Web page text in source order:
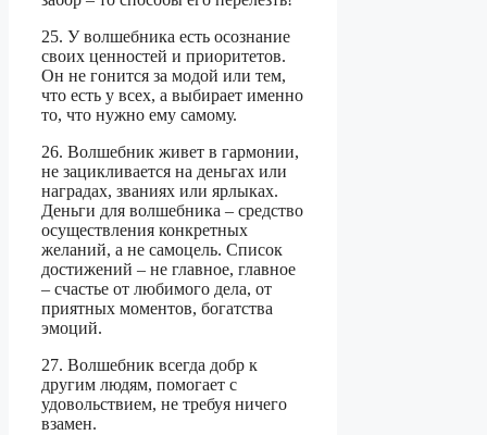
25. У волшебника есть осознание
своих ценностей и приоритетов.
Он не гонится за модой или тем,
что есть у всех, а выбирает именно
то, что нужно ему самому.
26. Волшебник живет в гармонии,
не зацикливается на деньгах или
наградах, званиях или ярлыках.
Деньги для волшебника – средство
осуществления конкретных
желаний, а не самоцель. Список
достижений – не главное, главное
– счастье от любимого дела, от
приятных моментов, богатства
эмоций.
27. Волшебник всегда добр к
другим людям, помогает с
удовольствием, не требуя ничего
взамен.